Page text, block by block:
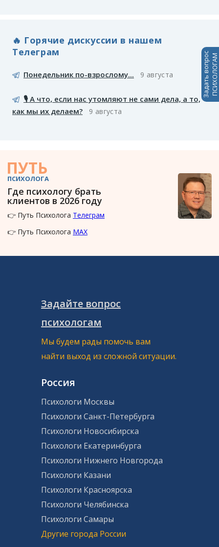
🔥 Горячие дискуссии в нашем
Телеграм
Понедельник по-взрослому... 9 августа
🎙️ А что, если нас утомляют не сами дела, а то,
как мы их делаем?
9 августа
ПУТЬ
ПСИХОЛОГА
Где психологу брать
клиентов в 2026 году
👉 Путь Психолога Телеграм
👉 Путь Психолога MAX
Задать вопросПСИХОЛОГАМ
Задайте вопрос
психологам
Мы будем рады помочь вам
найти выход из сложной ситуации.
Россия
Психологи Москвы
Психологи Санкт-Петербурга
Психологи Новосибирска
Психологи Екатеринбурга
Психологи Нижнего Новгорода
Психологи Казани
Психологи Красноярска
Психологи Челябинска
Психологи Самары
Другие города России